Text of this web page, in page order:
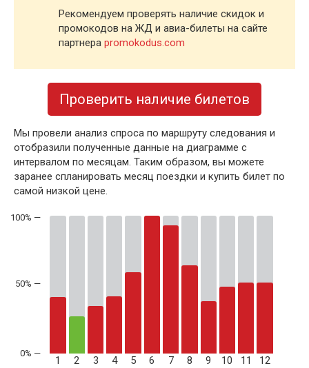
Рекомендуем проверять наличие скидок и
промокодов на ЖД и авиа-билеты на сайте
партнера promokodus.com
Проверить наличие билетов
Мы провели анализ спроса по маршруту следования и
отобразили полученные данные на диаграмме с
интервалом по месяцам. Таким образом, вы можете
заранее спланировать месяц поездки и купить билет по
самой низкой цене.
50% —
1 2 3 4 5 6 7 8 9 10 11 12